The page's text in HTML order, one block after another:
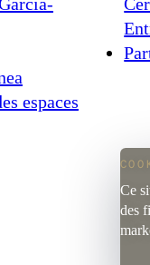
espaces
Ce
des